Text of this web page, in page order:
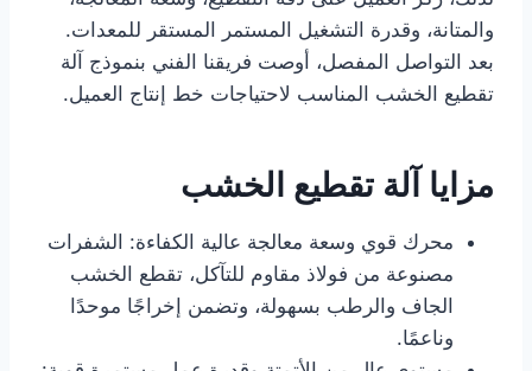
والمتانة، وقدرة التشغيل المستمر المستقر للمعدات.
بعد التواصل المفصل، أوصت فريقنا الفني بنموذج آلة
تقطيع الخشب المناسب لاحتياجات خط إنتاج العميل.
مزايا آلة تقطيع الخشب
محرك قوي وسعة معالجة عالية الكفاءة: الشفرات
مصنوعة من فولاذ مقاوم للتآكل، تقطع الخشب
الجاف والرطب بسهولة، وتضمن إخراجًا موحدًا
وناعمًا.